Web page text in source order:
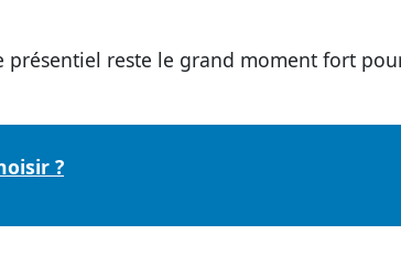
reste le grand moment fort
?